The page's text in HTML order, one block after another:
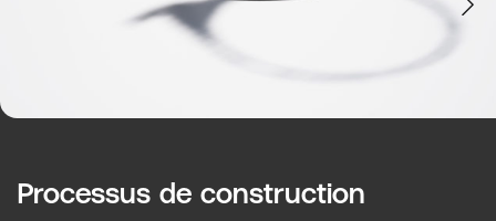
Processus de construction